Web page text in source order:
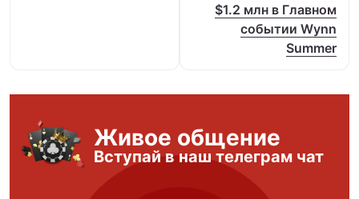
$1.2 млн в Главном
событии Wynn
Summer
Живое общение
Вступай в наш телеграм чат